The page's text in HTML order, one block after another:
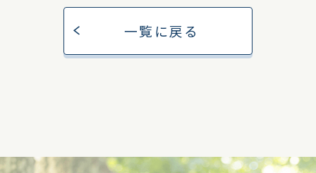
一覧に戻る